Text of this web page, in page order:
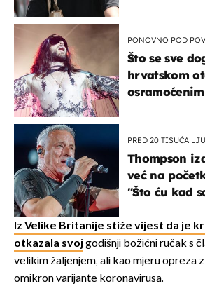
PONOVNO POD
Što se sve
hrvatskom
PRED 20 TISUĆA
Thompson
već na
"Što ću kad
Iz Velike Britanije stiže vijest da je
otkazala svoj godišnji božićni ručak s
velikim žaljenjem, ali kao mjeru opreza
omikron varijante koronavirusa.